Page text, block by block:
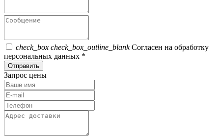
check_box check_box_outline_blankСогласен на обработку
персональных данных *
Отправить
Запрос цены